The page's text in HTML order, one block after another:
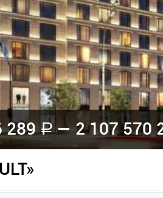
289a— 2 107 570